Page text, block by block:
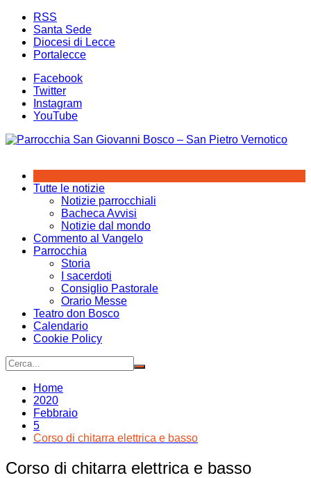
Salta
contenuto
RSS
Santa Sede
Diocesi di Lecce
Portalecce
Facebook
Twitter
Instagram
YouTube
Tutte le notizie
Notizie parrocchiali
Bacheca Avvisi
Notizie dal mondo
Commento al Vangelo
Parrocchia
Storia
I sacerdoti
Consiglio Pastorale
Orario Messe
Teatro don Bosco
Calendario
Cookie Policy
Home
2020
Febbraio
5
Corso di chitarra elettrica e basso
Corso di chitarra elettrica e basso